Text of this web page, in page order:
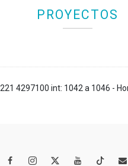
PROYECTOS
4297100 int: 1042 a 1046 -
  